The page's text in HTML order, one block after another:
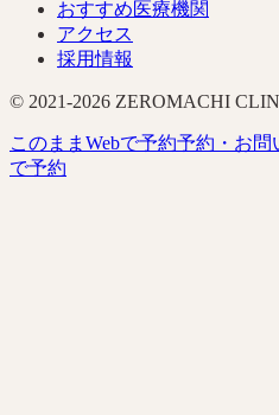
おすすめ医療機関
アクセス
採用情報
© 2021-2026 ZEROMACHI
このまま Webで予約予約・お問
で予約